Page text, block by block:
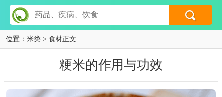
位置： 米类 > 食材正文
粳米的作用与功效